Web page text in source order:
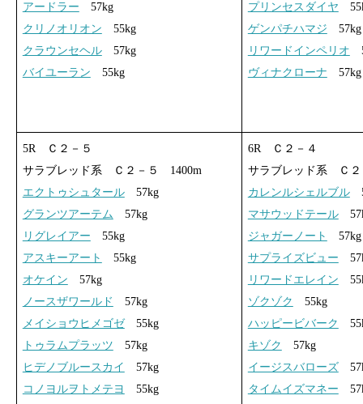
アードラー 57kg
クリノオリオン 55kg
クラウンセヘル57kg
バイユーラン 55kg
プリンセスダイヤ
ゲンパチハマジ 57kg
リワードインペリオ
ヴィナクローナ 57kg
5R Ｃ２－５
サラブレッド系 Ｃ２－５ 1400m
エクトゥシュタール57kg
グランツアーテム 57kg
リグレイアー 55kg
アスキーアート
55kg
オケイン 57kg
ノースザワールド
57kg
メイショウヒメゴゼ55kg
トゥラムプラッツ 57kg
ヒデノブルースカイ
57kg
コノヨルヲトメテヨ
55kg
6R Ｃ２－４
サラブレッド系 Ｃ
カレンルシェルブル
マサウッドテール
ジャガーノート
57kg
サプライズビュー
リワードエレイン
ゾクゾク
55kg
ハッピービバーク
キゾク
57kg
イージスバローズ
タイムイズマネー